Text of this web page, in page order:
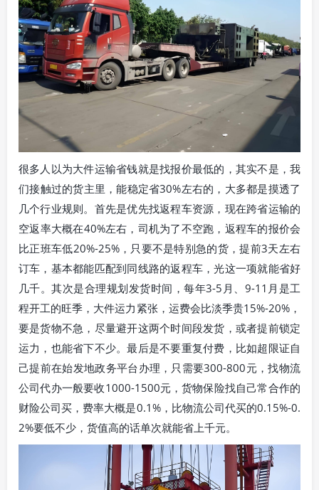
很多人以为大件运输省钱就是找报价最低的，其实不是，我
们接触过的货主里，能稳定省30%左右的，大多都是摸透了
几个行业规则。首先是优先找返程车资源，现在跨省运输的
空返率大概在40%左右，司机为了不空跑，返程车的报价会
比正班车低20%-25%，只要不是特别急的货，提前3天左右
订车，基本都能匹配到同线路的返程车，光这一项就能省好
几千。其次是合理规划发货时间，每年3-5月、9-11月是工
程开工的旺季，大件运力紧张，运费会比淡季贵15%-20%，
要是货物不急，尽量避开这两个时间段发货，或者提前锁定
运力，也能省下不少。最后是不要重复付费，比如超限证自
己提前在始发地政务平台办理，只需要300-800元，找物流
公司代办一般要收1000-1500元，货物保险找自己常合作的
财险公司买，费率大概是0.1%，比物流公司代买的0.15%-0.
2%要低不少，货值高的话单次就能省上千元。